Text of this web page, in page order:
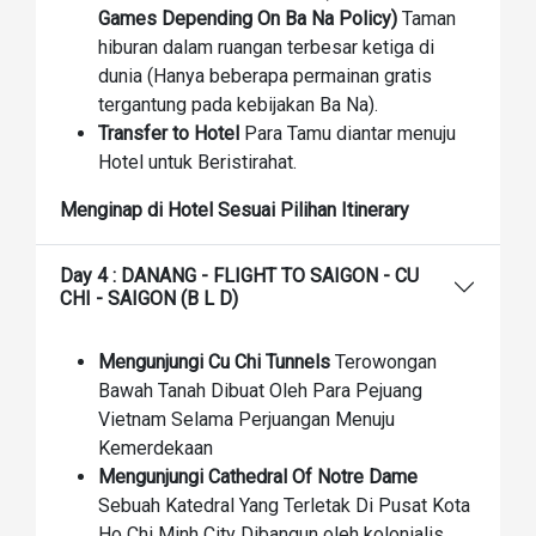
Games Depending On Ba Na Policy) Taman
hiburan dalam ruangan terbesar ketiga di
dunia (Hanya beberapa permainan gratis
tergantung pada kebijakan Ba Na).
Transfer to Hotel Para Tamu diantar menuju
Hotel untuk Beristirahat.
Menginap di Hotel Sesuai Pilihan Itinerary
Day 4 : DANANG - FLIGHT TO SAIGON - CU
CHI - SAIGON (B L D)
Mengunjungi Cu Chi Tunnels Terowongan
Bawah Tanah Dibuat Oleh Para Pejuang
Vietnam Selama Perjuangan Menuju
Kemerdekaan
Mengunjungi Cathedral Of Notre Dame
Sebuah Katedral Yang Terletak Di Pusat Kota